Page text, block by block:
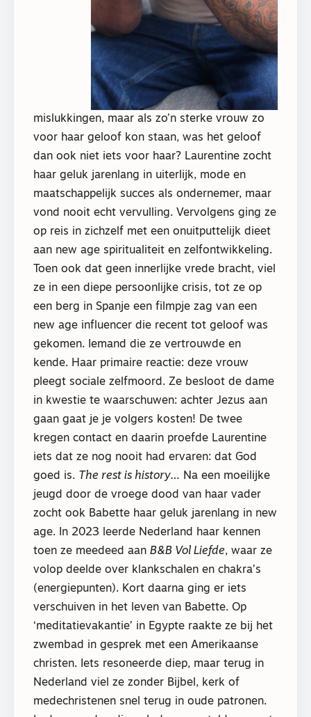
mislukkingen, maar als zo’n sterke vrouw zo
voor haar geloof kon staan, was het geloof
dan ook niet iets voor haar? Laurentine zocht
haar geluk jarenlang in uiterlijk, mode en
maatschappelijk succes als ondernemer, maar
vond nooit echt vervulling. Vervolgens ging ze
op reis in zichzelf met een onuitputtelijk dieet
aan new age spiritualiteit en zelfontwikkeling.
Toen ook dat geen innerlijke vrede bracht, viel
ze in een diepe persoonlijke crisis, tot ze op
een berg in Spanje een filmpje zag van een
new age influencer die recent tot geloof was
gekomen. Iemand die ze vertrouwde en
kende. Haar primaire reactie: deze vrouw
pleegt sociale zelfmoord. Ze besloot de dame
in kwestie te waarschuwen: achter Jezus aan
gaan gaat je je volgers kosten! De twee
kregen contact en daarin proefde Laurentine
iets dat ze nog nooit had ervaren: dat God
goed is. The rest is history… Na een moeilijke
jeugd door de vroege dood van haar vader
zocht ook Babette haar geluk jarenlang in new
age. In 2023 leerde Nederland haar kennen
toen ze meedeed aan B&B Vol Liefde, waar ze
volop deelde over klankschalen en chakra’s
(energiepunten). Kort daarna ging er iets
verschuiven in het leven van Babette. Op
‘meditatievakantie’ in Egypte raakte ze bij het
zwembad in gesprek met een Amerikaanse
christen. Iets resoneerde diep, maar terug in
Nederland viel ze zonder Bijbel, kerk of
medechristenen snel terug in oude patronen.